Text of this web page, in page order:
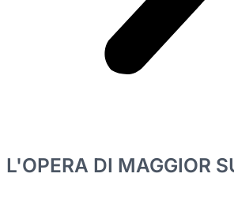
L'OPERA DI MAGGIOR